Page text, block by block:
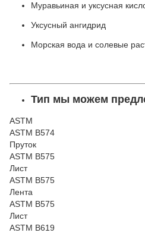
Муравьиная и уксусная
Уксусный ангидрид
Морская вода и солевые
Тип мы можем
ASTM
ASTM B574
Пруток
ASTM B575
Лист
ASTM B575
Лента
ASTM B575
Лист
ASTM B619